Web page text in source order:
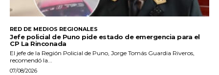
RED DE MEDIOS REGIONALES
Jefe policial de Puno pide estado de emergencia para el
CP La Rinconada
El jefe de la Región Policial de Puno, Jorge Tomás Guardia Riveros,
recomendó la...
07/08/2026